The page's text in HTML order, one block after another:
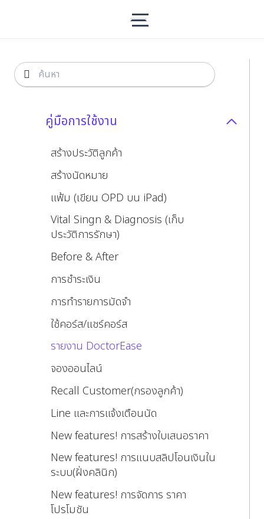
คู่มือการใช้งาน
สร้างประวัติลูกค้า
สร้างนัดหมาย
แฟ้ม (เขียน OPD บน iPad)
Vital Singn & Diagnosis (เก็บ
ประวัติการรักษา)
Before & After
การชำระเงิน
การทำรายการมัดจำ
ใช้คอร์ส/แชร์คอร์ส
รายงาน DoctorEase
จองออนไลน์
Recall Customer(กรองลูกค้า)
Line และการแจ้งเตือนนัด
New features! การสร้างใบเสนอราคา
New features! การแนบสลิปโอนเงินใน
ระบบ(ฝั่งคลินิก)
New features! การจัดการ ราคา
โปรโมชัน